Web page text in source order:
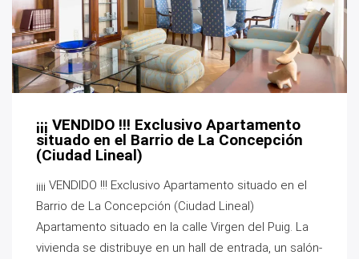
¡¡¡ VENDIDO !!! Exclusivo Apartamento
situado en el Barrio de La Concepción
(Ciudad Lineal)
¡¡¡¡ VENDIDO !!! Exclusivo Apartamento situado en el
Barrio de La Concepción (Ciudad Lineal)
Apartamento situado en la calle Virgen del Puig. La
vivienda se distribuye en un hall de entrada, un salón-